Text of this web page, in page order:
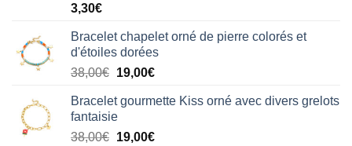
3,30€
Bracelet chapelet orné de pierre colorés et
d'étoiles dorées
38,00€ Le
initial
était :
38,00€.
19,00€Le
actuel
19,00€.
Bracelet gourmette Kiss orné avec divers grelots
fantaisie
38,00€ Le
19,00€Le